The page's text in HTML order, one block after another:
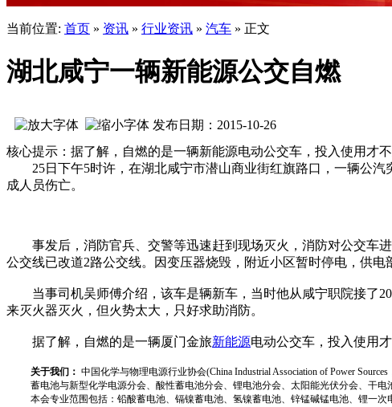
当前位置: 首页 » 资讯 » 行业资讯 » 汽车 » 正文
湖北咸宁一辆新能源公交自燃
发布日期：2015-10-26
核心提示：据了解，自燃的是一辆新能源电动公交车，投入使用才
25日下午5时许，在湖北咸宁市潜山商业街红旗路口，一辆公汽
成人员伤亡。
事发后，消防官兵、交警等迅速赶到现场灭火，消防对公交车进
公交线已改道2路公交线。因变压器烧毁，附近小区暂时停电，供电
当事司机吴师傅介绍，该车是辆新车，当时他从咸宁职院接了20
来灭火器灭火，但火势太大，只好求助消防。
据了解，自燃的是一辆厦门金旅新能源电动公交车，投入使用
关于我们： 中国化学与物理电源行业协会(China Industrial Association of Power
蓄电池与新型化学电源分会、酸性蓄电池分会、锂电池分会、太阳能光伏分会、干
本会专业范围包括：铅酸蓄电池、镉镍蓄电池、氢镍蓄电池、锌锰碱锰电池、锂一